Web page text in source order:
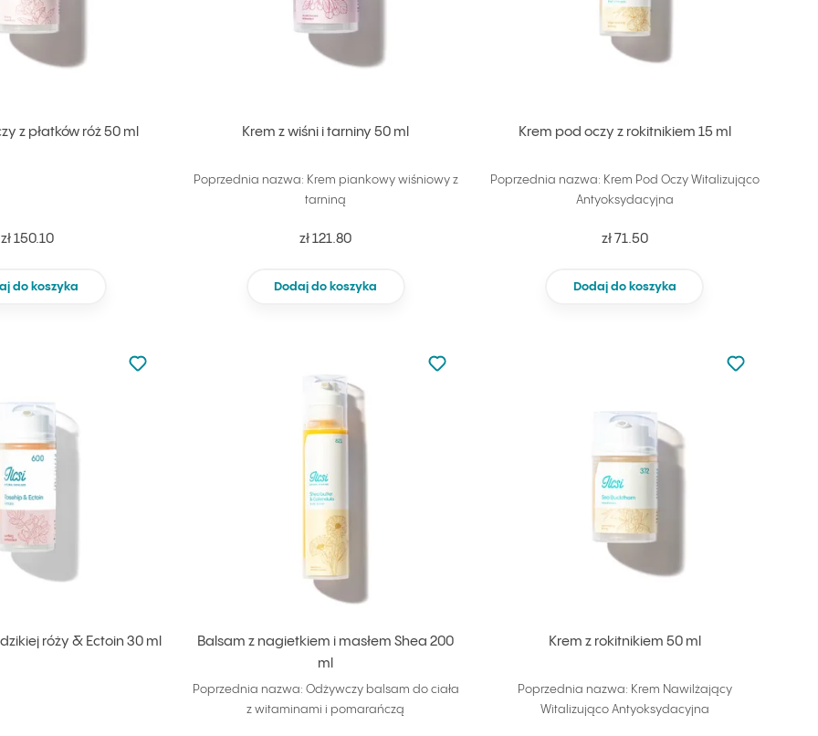
z płatków róż 50 ml
zł 150.10
do koszyka
Krem z wiśni i tarniny 50 ml
Poprzednia nazwa: Krem piankowy wiśniowy z
tarniną
zł 121.80
Dodaj do koszyka
Krem pod oczy z rokitnikiem 15 ml
Poprzednia nazwa: Krem Pod Oczy Witalizująco
Antyoksydacyjna
zł 71.50
Dodaj do koszyka
róży & Ectoin 30 ml
Nie dodano do ulubionych
Dodaj do ulubionych
Balsam z nagietkiem i masłem Shea 200
ml
Poprzednia nazwa: Odżywczy balsam do ciała
z witaminami i pomarańczą
Nie dodano do ulubionych
Dodaj do ulubionych
Krem z rokitnikiem 50 ml
Poprzednia nazwa: Krem Nawilżający
Witalizująco Antyoksydacyjna
Nie dodano
Dodaj do